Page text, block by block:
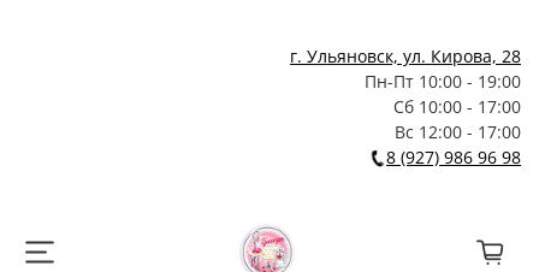
г. Ульяновск, ул. Кирова, 28
Пн-Пт 10:00 - 19:00
Сб 10:00 - 17:00
Вс 12:00 - 17:00
8 (927) 986 96 98